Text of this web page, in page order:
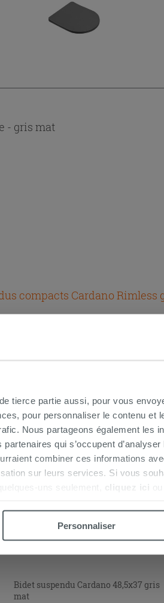
tierce partie aussi, pour vous
pour personnaliser le contenu et
Nous partageons également les
qui s’occupent
combiner ces informations
sur leurs services. Si vous
uns seulement,
cliquez ici
Personnaliser
- gris mat
compacts Cardano Rimless
ONT
PROMO
Bidet suspendu Cardano 48,5x37 gris
mat